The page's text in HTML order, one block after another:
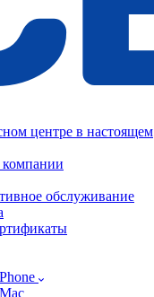
центре в настоящем
обслуживание